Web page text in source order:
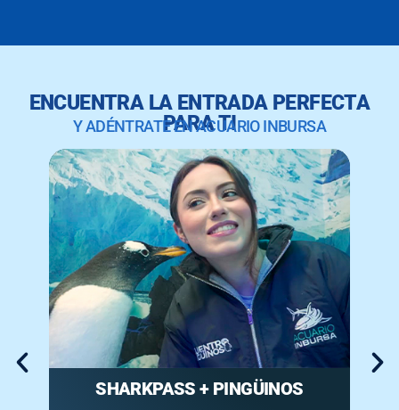
ENCUENTRA LA ENTRADA PERFECTA
PARA TI
Y ADÉNTRATE EN ACUARIO INBURSA
SHARKPASS + PINGÜINOS